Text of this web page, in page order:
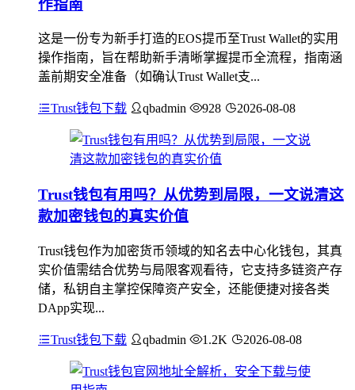
作指南
这是一份专为新手打造的EOS提币至Trust Wallet的实用
操作指南，旨在帮助新手清晰掌握提币全流程，指南涵
盖前期安全准备（如确认Trust Wallet支...
Trust钱包下载 qbadmin 928 2026-08-08
Trust钱包有用吗？从优势到局限，一文说清这
款加密钱包的真实价值
Trust钱包作为加密货币领域的知名去中心化钱包，其真
实价值需结合优势与局限客观看待，它支持多链资产存
储，私钥自主掌控保障资产安全，还能便捷对接各类
DApp实现...
Trust钱包下载 qbadmin 1.2K 2026-08-08